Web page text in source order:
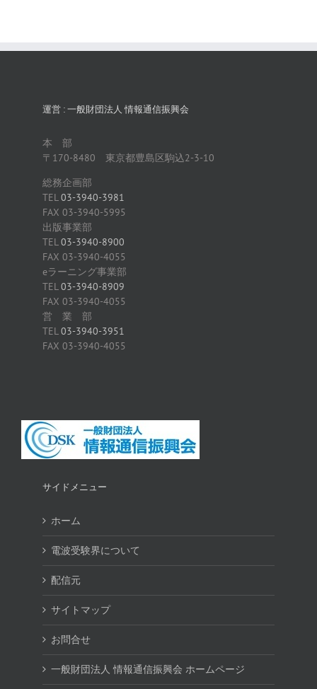
運営 : 一般財団法人 情報通信振興会
本 部
〒170-8480 東京都豊島区駒込2-3-10
総務企画部
TEL03-3940-3981
FAX 03-3940-5995
出版事業部
TEL03-3940-8900
FAX 03-3940-4055
eラーニング事業部
TEL03-3940-8909
FAX 03-3940-4055
営 業 部
TEL03-3940-3951
FAX 03-3940-4055
サイドメニュー
ホーム
電波受験界について
配信元
サイトマップ
お問合せ
一般財団法人 情報通信振興会 ホームページ